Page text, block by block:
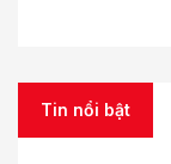
Tin nổi bật